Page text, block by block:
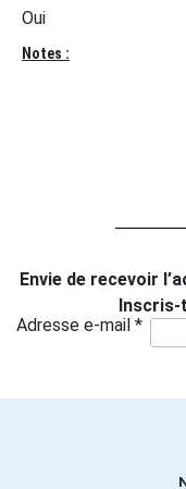
Oui
Notes :
Envie de recevoir
Inscris-
Adresse e-mail *